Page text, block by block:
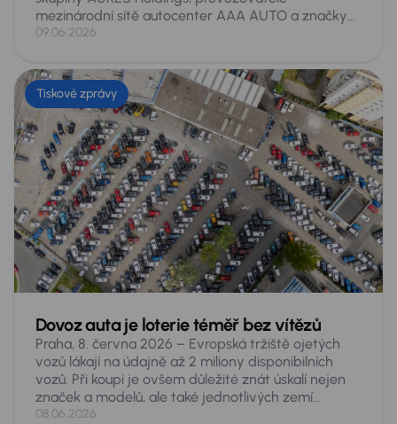
mezinárodní sítě autocenter AAA AUTO a značky
Mototechna, se v letošním vydání žebříčku Forbes
ze 200 hodnocených. Jde o její historicky nejlepší
výsledek v tomto žebříčku, v němž se opakovaně
objevuje již řadu let. Ocenění přichází po náročném
období spojeném s prodejem skupiny a rekordními
obchodními výsledky.
09.06.2026
Tiskové zprávy
Dovoz auta je loterie téměř bez vítězů
Praha, 8. června 2026 – Evropská tržiště ojetých
vozů lákají na údajně až 2 miliony disponibilních
vozů. Při koupi je ovšem důležité znát úskalí nejen
značek a modelů, ale také jednotlivých zemí
původu. Škoda Octavia se shodnými parametry
08.06.2026